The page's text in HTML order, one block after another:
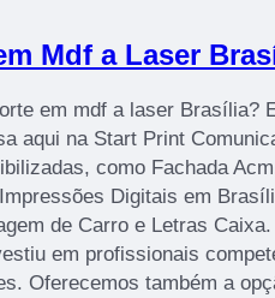
Mdf a Laser
em mdf a laser Brasília?
aqui na Start Print
como Fachada
Digitais em
de Carro e Letras
em profissionais
Oferecemos também a